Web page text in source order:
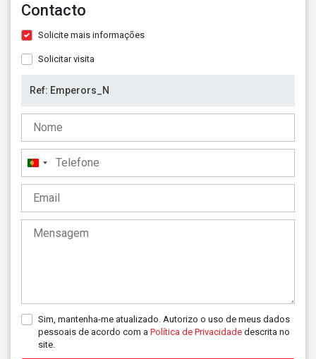
Contacto
Solicite mais informações
Solicitar visita
Portugal
+351
Sim, mantenha-me atualizado. Autorizo o uso de meus dados
pessoais de acordo com a Política de Privacidade descrita no
site.